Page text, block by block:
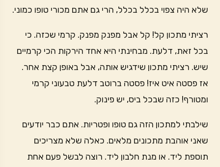
שלא היה צפוי בכלל בכלל, הרי גם אתם מכורי טופו כמוני.
רציתי מתכון קל! קל אבל מפנק מפנק. קרמי שכזה. כי
בכל זאת, דלעת. מבחינתי היא אחד הירקות הכי קרמיים
שיש. רציתי מתכון שידגיש אותה, אבל באופן קצת אחר.
אז פסטה איט איז! פסטה ברוטב דלעת טבעוני קרמי
ומטורף! כזה שבכל ביס, יש פינוק.
שילבתי למתכון הזה גם טופו ופטריות. אתם כבר יודעים
שאני אוהבת מתכונים מלאים. כאלה שלא מצריכים
תוספת ליד. או מנת חלבון ליד. רוצה לבשל פעם אחת